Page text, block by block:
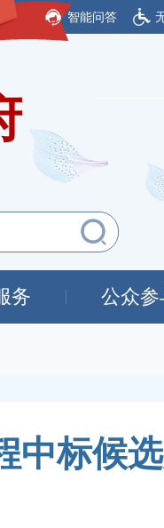
智能问答
务 公众参
中标候